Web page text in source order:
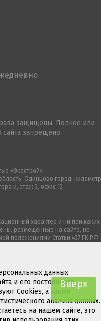
«Экострой»
Одинцово город, километр
и, этаж 3, офис 12
защищены. Полное или
сайта запрещено.
характер и ни при каких
размещенные на сайте, не
положениями Статьи 437 ГК РФ
Вверх
данных
и его постоянного
Cookies, а также
анализа данных.
на нашем сайте, это